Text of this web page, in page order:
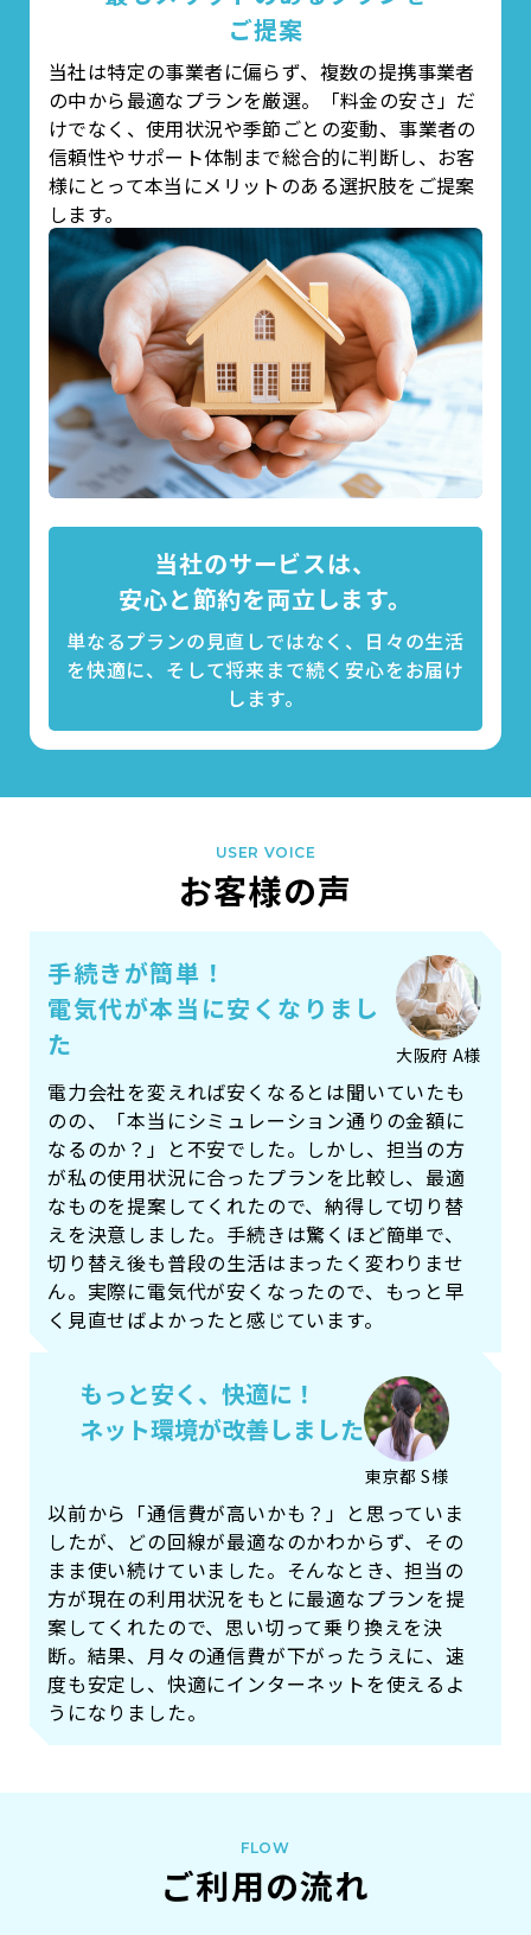
ご提案
当社は特定の事業者に偏らず、複数の提携事業者
の中から最適なプランを厳選。
「料金の安さ」だ
けでなく、使用状況や季節ごとの変動、事業者の
信頼性やサポート体制まで総合的に判断し、お客
様にとって本当にメリットのある選択肢をご提案
します。
当社のサービスは、
安心と節約を両立します。
単なるプランの見直しではなく、日々の生活
を快適に、そして将来まで続く安心をお届け
します。
USER VOICE
お客様の声
大阪府 A様
手続きが簡単！
電気代が本当に安くなりまし
た
電力会社を変えれば安くなるとは聞いていたも
のの、「本当にシミュレーション通りの金額に
なるのか？」と不安でした。しかし、担当の方
が私の使用状況に合ったプランを比較し、最適
なものを提案してくれたので、納得して切り替
えを決意しました。手続きは驚くほど簡単で、
切り替え後も普段の生活はまったく変わりませ
ん。実際に電気代が安くなったので、もっと早
く見直せばよかったと感じています。
東京都 S様
もっと安く、快適に！
ネット環境が改善しました
以前から「通信費が高いかも？」と思っていま
したが、どの回線が最適なのかわからず、その
まま使い続けていました。そんなとき、担当の
方が現在の利用状況をもとに最適なプランを提
案してくれたので、思い切って乗り換えを決
断。結果、月々の通信費が下がったうえに、速
度も安定し、快適にインターネットを使えるよ
うになりました。
FLOW
ご利用の流れ